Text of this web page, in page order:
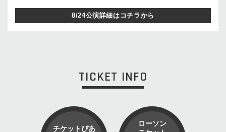
8/24公演詳細はコチラから
TICKET INFO
チケットぴあ
ローソン